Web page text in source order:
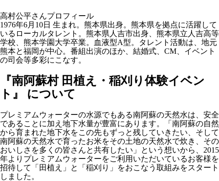
高村公平さんプロフィール
1976年6月10日 生まれ。熊本県出身。熊本県を拠点に活躍して
いるローカルタレント。熊本県人吉市出身、熊本県立人吉高等
学校、熊本学園大学卒業。血液型A型。タレント活動は、地元
熊本と福岡が中心。番組出演のほか、結婚式、CM、イベント
の司会等多彩にこなす。
『南阿蘇村 田植え・稲刈り体験イベン
ト』 について
プレミアムウォーターの水源でもある南阿蘇の天然水は、安全
であることに加え地下水量が豊富にあります。「南阿蘇の自然
から育まれた地下水をこの先もずっと残していきたい、そして
南阿蘇の天然水で育ったお米をその土地の天然水で炊き、その
おいしさを多くの皆さんと共有したい」という想いから、2015
年よりプレミアムウォーターをご利用いただいているお客様を
招待して「田植え」と「稲刈り」をおこなう取組みをスタート
しました。